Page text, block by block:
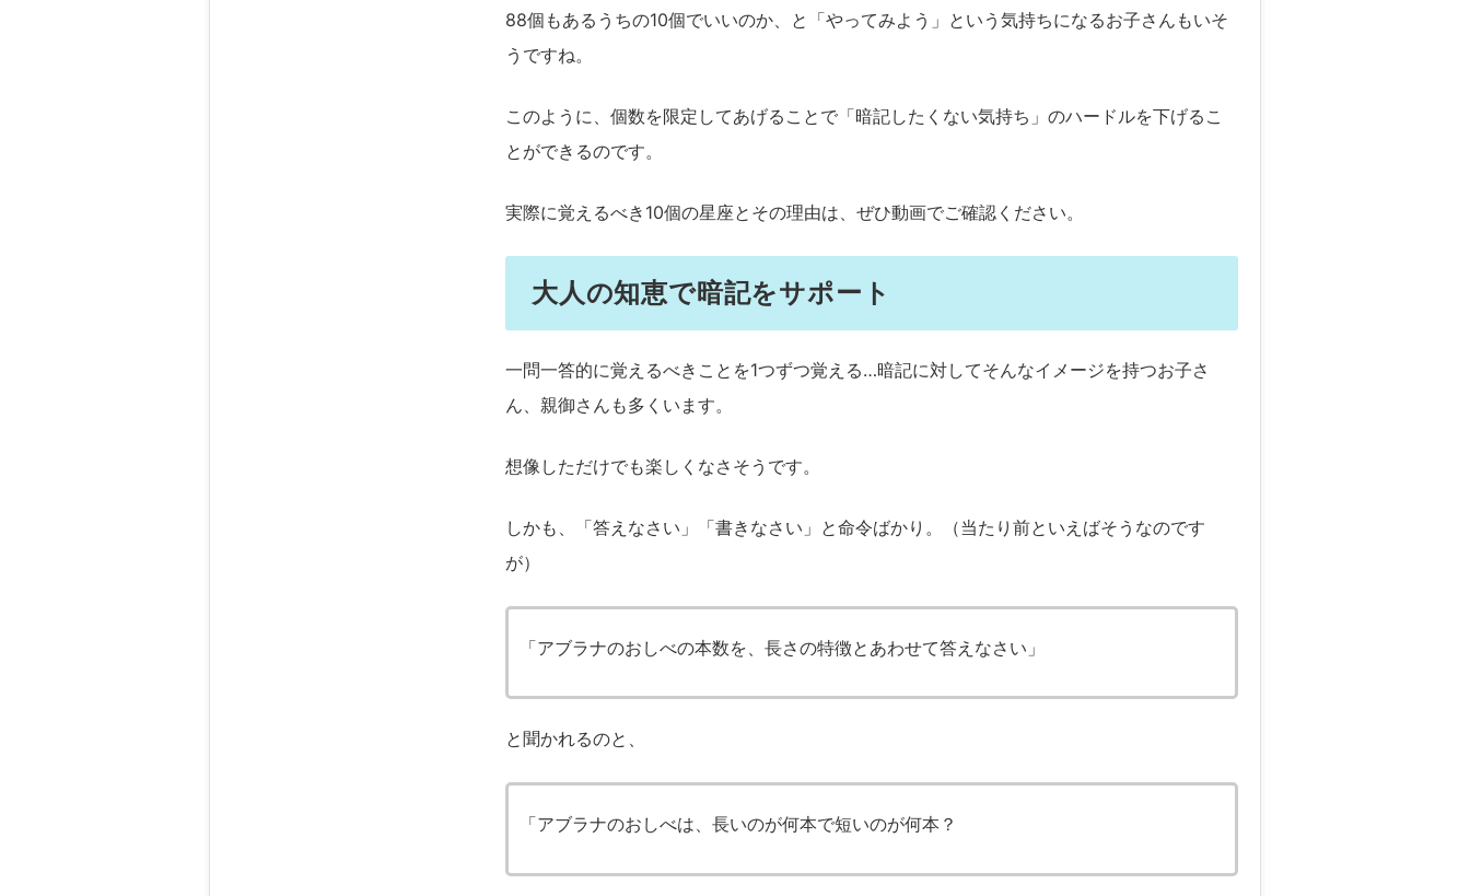
88個もあるうちの10個でいいのか、と「やってみよう」という気持ちになるお子さんもいそ
うですね。
このように、個数を限定してあげることで「暗記したくない気持ち」のハードルを下げるこ
とができるのです。
実際に覚えるべき10個の星座とその理由は、ぜひ動画でご確認ください。
大人の知恵で暗記をサポート
一問一答的に覚えるべきことを1つずつ覚える…暗記に対してそんなイメージを持つお子さ
ん、親御さんも多くいます。
想像しただけでも楽しくなさそうです。
しかも、「答えなさい」「書きなさい」と命令ばかり。（当たり前といえばそうなのです
が）
「アブラナのおしべの本数を、長さの特徴とあわせて答えなさい」
と聞かれるのと、
「アブラナのおしべは、長いのが何本で短いのが何本？